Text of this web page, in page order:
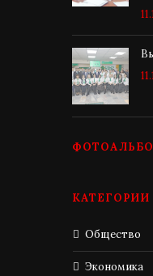
КАТЕГОРИИ
Общество
Экономика